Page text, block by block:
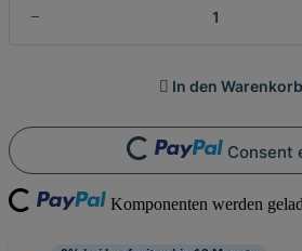
In den Warenkorb
Loading... Consent
Komponenten werden